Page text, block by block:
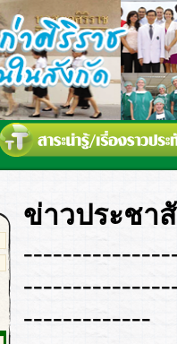
ข่าวประชา
-------------